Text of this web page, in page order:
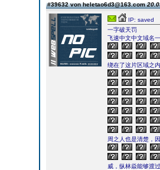
#39632 von heletao6d3@163.com
IP: saved
一字破天罚
飞速中文中文域名
绕在了这片区域之
周之人也是清楚，
威，纵林焱能够渡